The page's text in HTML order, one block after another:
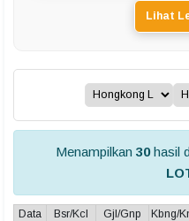
Lihat
Menampilkan 30hasil
Data Bsr/Kcl Gjl/Gnp Kbng/